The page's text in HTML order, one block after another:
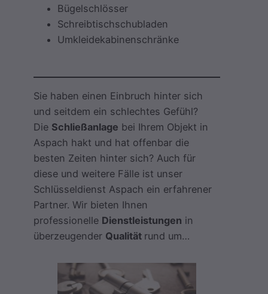
Bügelschlösser
Schreibtischschubladen
Umkleidekabinenschränke
Sie haben einen Einbruch hinter sich
und seitdem ein schlechtes Gefühl?
Die Schließanlage bei Ihrem Objekt in
Aspach hakt und hat offenbar die
besten Zeiten hinter sich? Auch für
diese und weitere Fälle ist unser
Schlüsseldienst Aspach ein erfahrener
Partner. Wir bieten Ihnen
professionelle Dienstleistungen in
überzeugender Qualität rund um…